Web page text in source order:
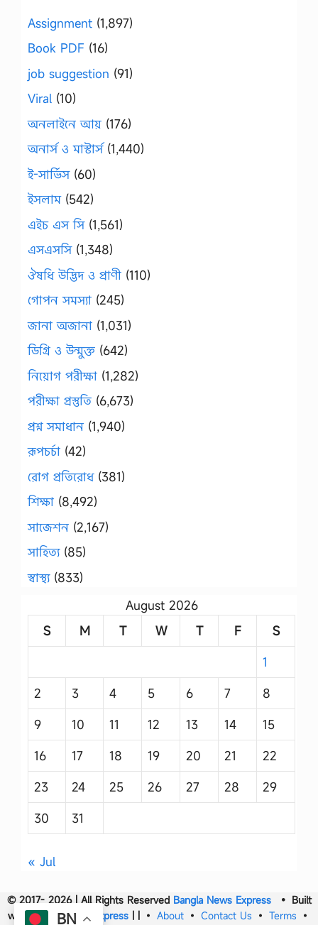
Assignment (1,897)
Book PDF (16)
job suggestion (91)
Viral (10)
অনলাইনে আয় (176)
অনার্স ও মাস্টার্স(1,440)
ই-সার্ভিস(60)
ইসলাম(542)
এইচ এস সি(1,561)
এসএসসি(1,348)
ঔষধি উদ্ভিদ ও প্রাণী (110)
গোপন সমস্যা (245)
জানা অজানা (1,031)
ডিগ্রি ও উন্মুক্ত (642)
নিয়োগ পরীক্ষা (1,282)
পরীক্ষা প্রস্তুতি (6,673)
প্রশ্ন সমাধান (1,940)
রূপচর্চা (42)
রোগ প্রতিরোধ(381)
শিক্ষা (8,492)
সাজেশন (2,167)
সাহিত্য(85)
স্বাস্থ্য(833)
August 2026
S
M T W T F
S
1
2
3 4 5 6 7
8
9
10 11 12 13 14
15
16
17 18 19 20 21
22
23
24 25 26 27 28
29
30
31
« Jul
© 2017- 2026 | All Rights Reserved Bangla News Express• Built
withBangla News Express | | • About • Contact Us • Terms •
BN